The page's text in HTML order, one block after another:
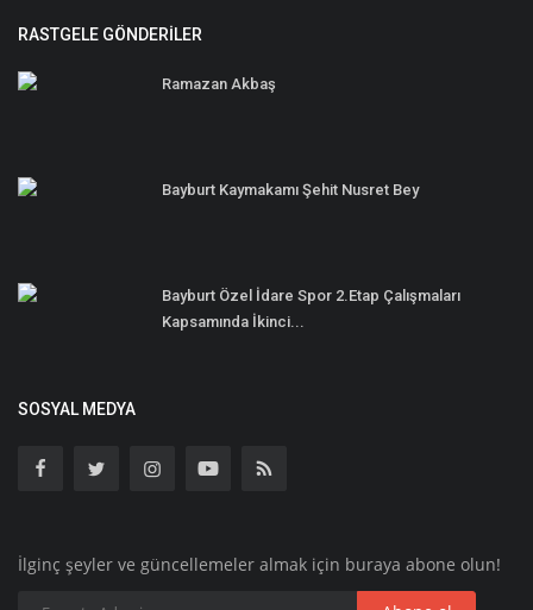
RASTGELE GÖNDERILER
Ramazan Akbaş
Bayburt Kaymakamı Şehit Nusret Bey
Bayburt Özel İdare Spor 2.Etap Çalışmaları
Kapsamında İkinci...
SOSYAL MEDYA
İlginç şeyler ve güncellemeler almak için buraya abone olun!